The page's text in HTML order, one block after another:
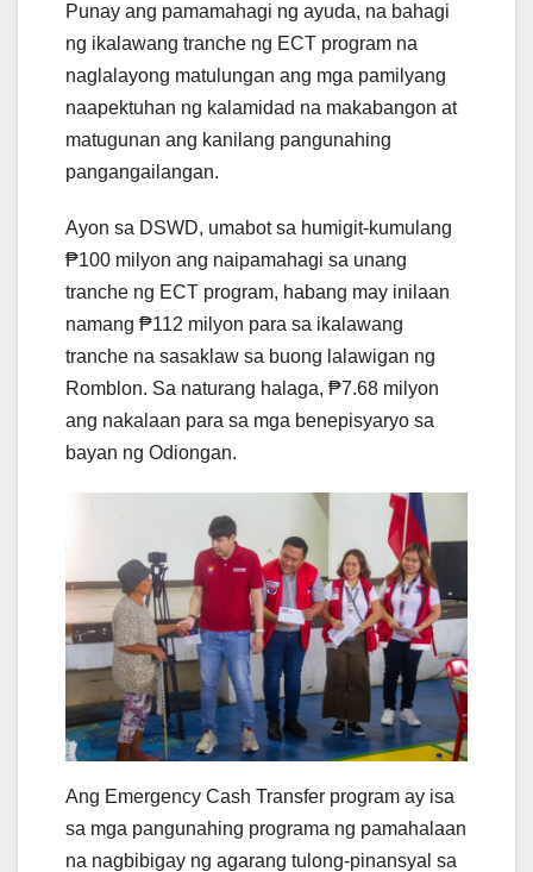
Punay ang pamamahagi ng ayuda, na bahagi
ng ikalawang tranche ng ECT program na
naglalayong matulungan ang mga pamilyang
naapektuhan ng kalamidad na makabangon at
matugunan ang kanilang pangunahing
pangangailangan.
Ayon sa DSWD, umabot sa humigit-kumulang
₱100 milyon ang naipamahagi sa unang
tranche ng ECT program, habang may inilaan
namang ₱112 milyon para sa ikalawang
tranche na sasaklaw sa buong lalawigan ng
Romblon. Sa naturang halaga, ₱7.68 milyon
ang nakalaan para sa mga benepisyaryo sa
bayan ng Odiongan.
Ang Emergency Cash Transfer program ay isa
sa mga pangunahing programa ng pamahalaan
na nagbibigay ng agarang tulong-pinansyal sa